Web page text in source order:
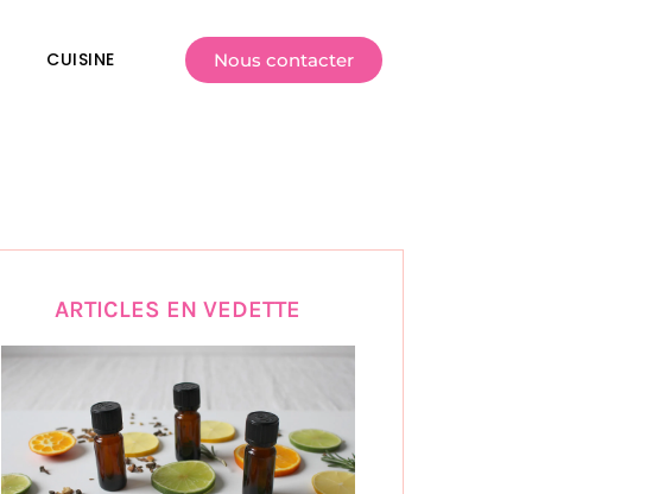
CUISINE Nous contacter
ARTICLES EN VEDETTE